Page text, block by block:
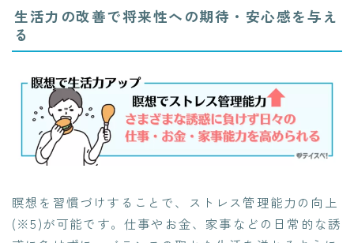
生活力の改善で将来性への期待・安心感を与え
る
瞑想を習慣づけすることで、ストレス管理能力の向上
(※5)が可能です。仕事やお金、家事などの日常的な誘